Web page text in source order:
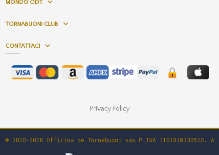
MONDO ODT
TORNABUONI CLUB
CONTATTACI
Privacy Policy
© 2010-2026 Officina de Tornabuoni sas P.IVA IT01816130510.